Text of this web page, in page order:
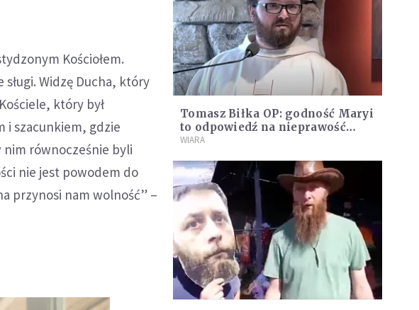
Kościołem.
sługi. Widzę Ducha, który
który był
i szacunkiem, gdzie
nim równocześnie byli
nie jest powodem do
przynosi nam wolność” –
Tomasz Biłka OP: godność Maryi
to odpowiedź na nieprawość
Kościoła
WIARA